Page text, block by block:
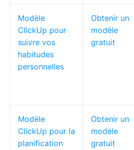
Modèle
ClickUp pour
suivre vos
habitudes
personnelles
Obtenir un
modèle
gratuit
Modèle
ClickUp pour la
planification
Obtenir un
modèle
gratuit